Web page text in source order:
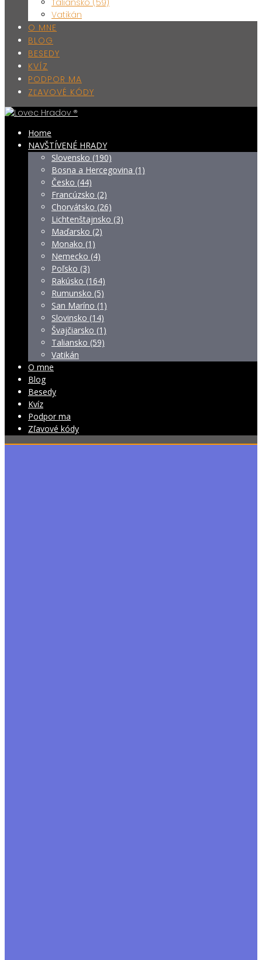
Taliansko (59)
Vatikán
O MNE
BLOG
BESEDY
KVÍZ
PODPOR MA
ZĽAVOVÉ KÓDY
Home
NAVŠTÍVENÉ HRADY
Slovensko (190)
Bosna a Hercegovina (1)
Česko (44)
Francúzsko (2)
Chorvátsko (26)
Lichtenštajnsko (3)
Maďarsko (2)
Monako (1)
Nemecko (4)
Poľsko (3)
Rakúsko (164)
Rumunsko (5)
San Maríno (1)
Slovinsko (14)
Švajčiarsko (1)
Taliansko (59)
Vatikán
O mne
Blog
Besedy
Kvíz
Podpor ma
Zľavové kódy